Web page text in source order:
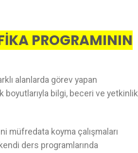
PROGRAMININ
alanlarda görev yapan
boyutlarıyla bilgi, beceri ve yetkinlik
ni müfredata koyma çalışmaları
ders programlarında